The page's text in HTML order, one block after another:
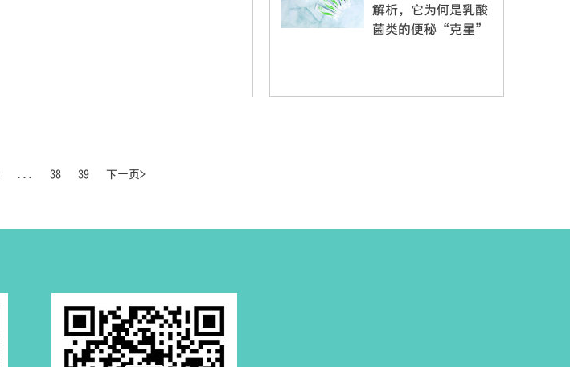
解析，它为何是乳酸
菌类的便秘“克星”
... 38 39 下一页>